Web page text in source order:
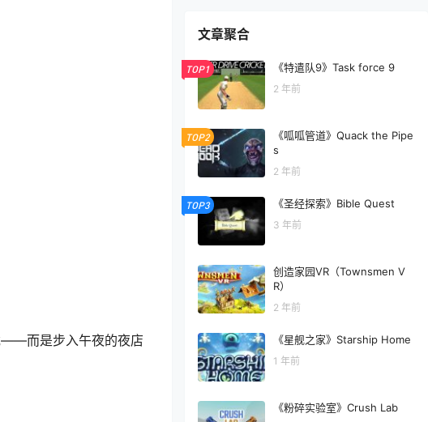
——而是步入午夜的夜店
文章聚合
TOP1 《特遣队9》Task force 9
2 年前
TOP2
《呱呱管道》Quack the Pipe
s
2 年前
TOP3 《圣经探索》Bible Quest
3 年前
创造家园VR（Townsmen V
R）
2 年前
《星舰之家》Starship Home
1 年前
《粉碎实验室》Crush Lab